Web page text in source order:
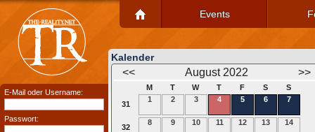
Events
Kalender
<< August 2022 >>
M T W T F S
S
31
1 2 3 4 5 6 7
32
8 9 10 11 12 13 14
E-Mail oder Username:
Passwort: